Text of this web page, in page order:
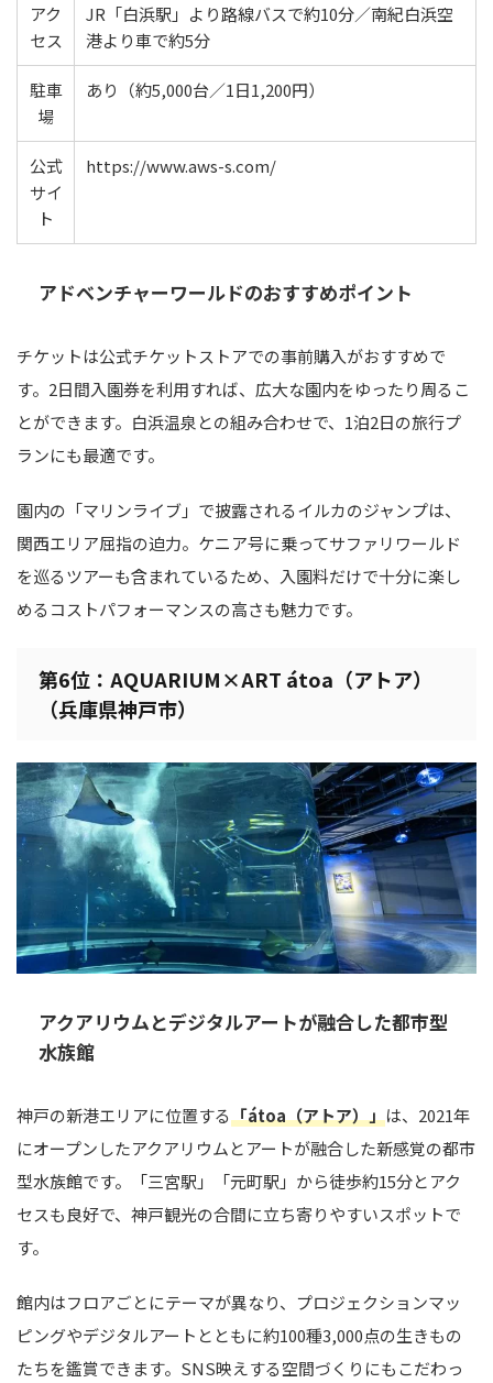
アク
セス
JR「白浜駅」より路線バスで約10分／南紀白浜空
港より車で約5分
駐車
場
あり（約5,000台／1日1,200円）
公式
サイ
ト
https://www.aws-s.com/
アドベンチャーワールドのおすすめポイント
チケットは公式チケットストアでの事前購入がおすすめで
す。2日間入園券を利用すれば、広大な園内をゆったり周るこ
とができます。白浜温泉との組み合わせで、1泊2日の旅行プ
ランにも最適です。
園内の「マリンライブ」で披露されるイルカのジャンプは、
関西エリア屈指の迫力。ケニア号に乗ってサファリワールド
を巡るツアーも含まれているため、入園料だけで十分に楽し
めるコストパフォーマンスの高さも魅力です。
第6位：AQUARIUM×ART átoa（アトア）
（兵庫県神戸市）
アクアリウムとデジタルアートが融合した都市型
水族館
神戸の新港エリアに位置する「átoa（アトア）」は、2021年
にオープンしたアクアリウムとアートが融合した新感覚の都市
型水族館です。「三宮駅」「元町駅」から徒歩約15分とアク
セスも良好で、神戸観光の合間に立ち寄りやすいスポットで
す。
館内はフロアごとにテーマが異なり、プロジェクションマッ
ピングやデジタルアートとともに約100種3,000点の生きもの
たちを鑑賞できます。SNS映えする空間づくりにもこだわっ